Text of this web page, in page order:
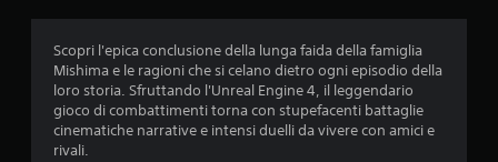
t
a
z
Scopri l'epica conclusione della lunga faida della famiglia
Mishima e le ragioni che si celano dietro ogni episodio della
loro storia. Sfruttando l'Unreal Engine 4, il leggendario
gioco di combattimenti torna con stupefacenti battaglie
cinematiche narrative e intensi duelli da vivere con amici e
rivali.